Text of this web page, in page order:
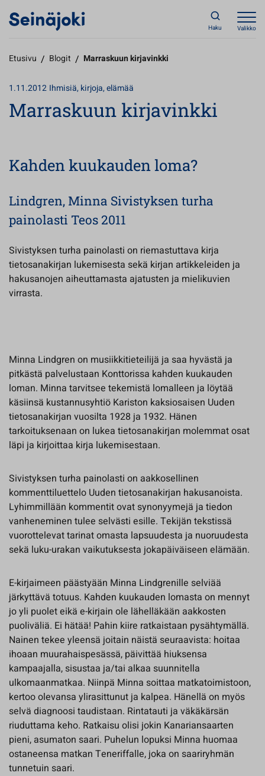
Haku Valikko
Etusivu / Blogit / Marraskuun kirjavinkki
1.11.2012 Ihmisiä, kirjoja, elämää
Marraskuun kirjavinkki
Kahden kuukauden loma?
Lindgren, Minna Sivistyksen turha
painolasti Teos 2011
Sivistyksen turha painolasti on riemastuttava kirja
tietosanakirjan lukemisesta sekä kirjan artikkeleiden ja
hakusanojen aiheuttamasta ajatusten ja mielikuvien
virrasta.
Minna Lindgren on musiikkitieteilijä ja saa hyvästä ja
pitkästä palvelustaan Konttorissa kahden kuukauden
loman. Minna tarvitsee tekemistä lomalleen ja löytää
käsiinsä kustannusyhtiö Kariston kaksiosaisen Uuden
tietosanakirjan vuosilta 1928 ja 1932. Hänen
tarkoituksenaan on lukea tietosanakirjan molemmat osat
läpi ja kirjoittaa kirja lukemisestaan.
Sivistyksen turha painolasti on aakkosellinen
kommenttiluettelo Uuden tietosanakirjan hakusanoista.
Lyhimmillään kommentit ovat synonyymejä ja tiedon
vanheneminen tulee selvästi esille. Tekijän tekstissä
vuorottelevat tarinat omasta lapsuudesta ja nuoruudesta
sekä luku-urakan vaikutuksesta jokapäiväiseen elämään.
E-kirjaimeen päästyään Minna Lindgrenille selviää
järkyttävä totuus. Kahden kuukauden lomasta on mennyt
jo yli puolet eikä e-kirjain ole lähelläkään aakkosten
puoliväliä. Ei hätää! Pahin kiire ratkaistaan pysähtymällä.
Nainen tekee yleensä joitain näistä seuraavista: hoitaa
ihoaan muurahaispesässä, päivittää hiuksensa
kampaajalla, sisustaa ja/tai alkaa suunnitella
ulkomaanmatkaa. Niinpä Minna soittaa matkatoimistoon,
kertoo olevansa ylirasittunut ja kalpea. Hänellä on myös
selvä diagnoosi taudistaan. Rintatauti ja väkäkärsän
riuduttama keho. Ratkaisu olisi jokin Kanariansaarten
pieni, asumaton saari. Puhelun lopuksi Minna huomaa
ostaneensa matkan Teneriffalle, joka on saariryhmän
tunnetuin saari.